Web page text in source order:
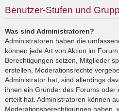
Benutzer-Stufen und
Was sind Administratoren?
Administratoren haben die
können jede Art von Aktion im
Berechtigungen setzen, Mitglieder
erstellen, Moderationsrechte
Administrator hat, sind allerdings
ihnen ein Gründer des Forums oder
erteilt hat. Administratoren können
Moderationsberechtigungen haben,